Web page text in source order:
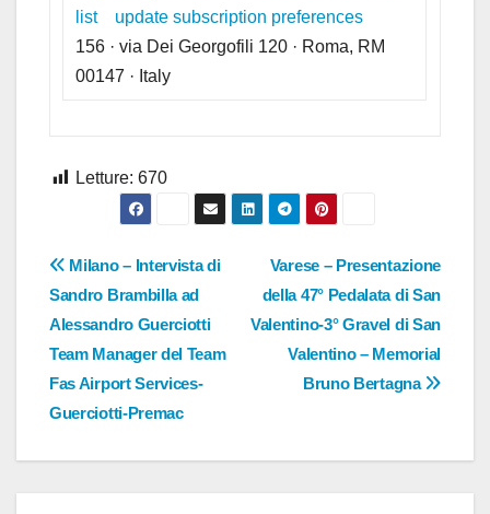
list
update subscription preferences
156 · via Dei Georgofili 120 · Roma, RM
00147 · Italy
Letture: 670
Navigazione
articoli
Varese – Presentazione
della 47° Pedalata di San
Valentino-3° Gravel di San
Valentino – Memorial
Bruno Bertagna
Milano – Intervista di
Sandro Brambilla ad
Alessandro Guerciotti
Team Manager del Team
Fas Airport Services-
Guerciotti-Premac